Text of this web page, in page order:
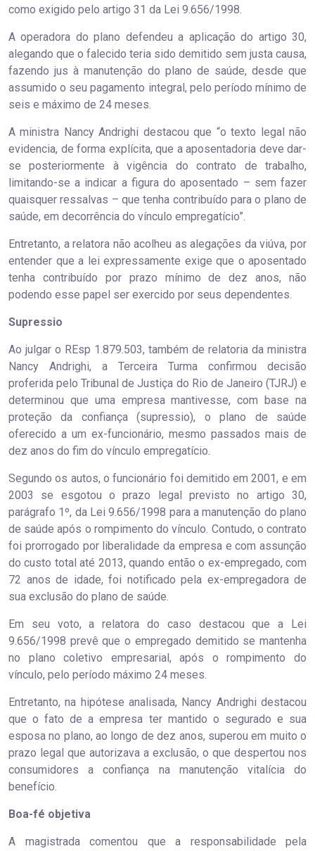
como exigido pelo artigo 31 da Lei 9.656/1998.
A operadora do plano defendeu a aplicação do artigo 30,
alegando que o falecido teria sido demitido sem justa causa,
fazendo jus à manutenção do plano de saúde, desde que
assumido o seu pagamento integral, pelo período mínimo de
seis e máximo de 24 meses.
A ministra Nancy Andrighi destacou que “o texto legal não
evidencia, de forma explícita, que a aposentadoria deve dar-
se posteriormente à vigência do contrato de trabalho,
limitando-se a indicar a figura do aposentado – sem fazer
quaisquer ressalvas – que tenha contribuído para o plano de
saúde, em decorrência do vínculo empregatício”.
Entretanto, a relatora não acolheu as alegações da viúva, por
entender que a lei expressamente exige que o aposentado
tenha contribuído por prazo mínimo de dez anos, não
podendo esse papel ser exercido por seus dependentes.
Supressi​​o
Ao julgar o REsp 1.879.503, também de relatoria da ministra
Nancy Andrighi, a Terceira Turma confirmou decisão
proferida pelo Tribunal de Justiça do Rio de Janeiro (TJRJ) e
determinou que uma empresa mantivesse, com base na
proteção da confiança (supressio), o plano de saúde
oferecido a um ex-funcionário, mesmo passados mais de
dez anos do fim do vínculo empregatício.
Segundo os autos, o funcionário foi demitido em 2001, e em
2003 se esgotou o prazo legal previsto no artigo 30,
parágrafo 1º, da Lei 9.656/1998 para a manutenção do plano
de saúde após o rompimento do vínculo. Contudo, o contrato
foi prorrogado por liberalidade da empresa e com assunção
do custo total até 2013, quando então o ex-empregado, com
72 anos de idade, foi notificado pela ex-empregadora de
sua exclusão do plano de saúde.
Em seu voto, a relatora do caso destacou que a Lei
9.656/1998 prevê que o empregado demitido se mantenha
no plano coletivo empresarial, após o rompimento do
vínculo, pelo período máximo 24 meses.
Entretanto, na hipótese analisada, Nancy Andrighi destacou
que o fato de a empresa ter mantido o segurado e sua
esposa no plano, ao longo de dez anos, superou em muito o
prazo legal que autorizava a exclusão, o que despertou nos
consumidores a confiança na manutenção vitalícia do
benefício.
Boa-fé o​​​bjetiva
A magistrada comentou que a responsabilidade pela